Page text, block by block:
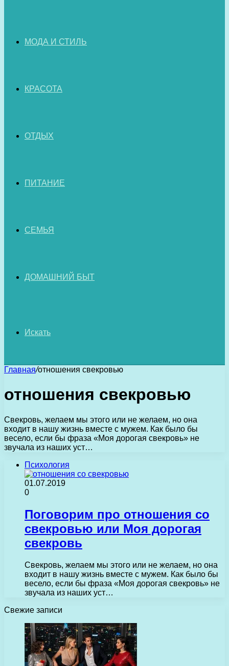
МОДА И СТИЛЬ
КРАСОТА
ОТДЫХ
ПИТАНИЕ
СЕМЬЯ
ДОМАШНИЙ БЫТ
Искать
Главная/отношения свекровью
отношения свекровью
Свекровь, желаем мы этого или не желаем, но она
входит в нашу жизнь вместе с мужем. Как было бы
весело, если бы фраза «Моя дорогая свекровь» не
звучала из наших уст…
Психология
01.07.2019
0
Поговорим про отношения со
свекровью или Моя дорогая
свекровь
Свекровь, желаем мы этого или не желаем, но она
входит в нашу жизнь вместе с мужем. Как было бы
весело, если бы фраза «Моя дорогая свекровь» не
звучала из наших уст…
Свежие записи